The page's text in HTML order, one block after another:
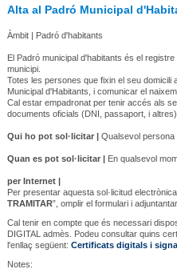
Alta al Padró Municipal
Àmbit | Padró d'habitants
El Padró municipal d'habitants és el
municipi.
Totes les persones que fixin el seu domicili
Municipal d'Habitants, i comunicar el
Cal estar empadronat per tenir accés als
documents oficials (DNI, passaport, i altres).
Qui ho pot sol·licitar | Qualsevol persona
Quan es pot sol·licitar | En qualsevol
per Internet |
Per presentar aquesta sol·licitud
TRAMITAR”, omplir el formulari i
Cal tenir en compte que és necessari
DIGITAL admès. Podeu consultar quins
l'enllaç següent: Certificats digitals i
Notes: